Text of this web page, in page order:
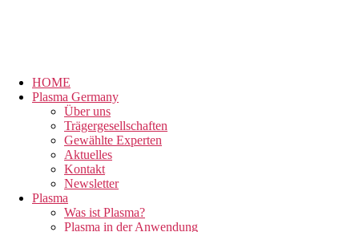
HOME
Plasma Germany
Über uns
Trägergesellschaften
Gewählte Experten
Aktuelles
Kontakt
Newsletter
Plasma
Was ist Plasma?
Plasma in der Anwendung